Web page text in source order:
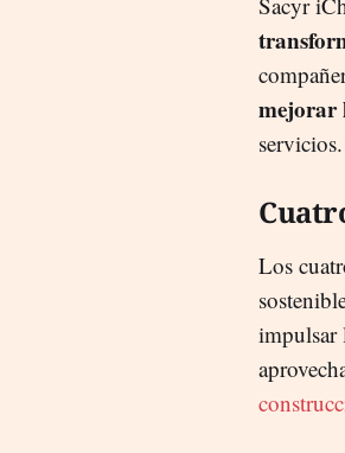
mejorar
servicios.
Los
impulsar